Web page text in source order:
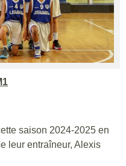
saison 2024-2025 en
leur entraîneur, Alexis